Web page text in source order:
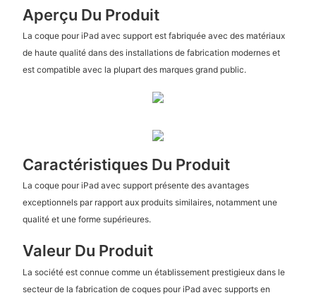
Aperçu Du Produit
La coque pour iPad avec support est fabriquée avec des matériaux
de haute qualité dans des installations de fabrication modernes et
est compatible avec la plupart des marques grand public.
Caractéristiques Du Produit
La coque pour iPad avec support présente des avantages
exceptionnels par rapport aux produits similaires, notamment une
qualité et une forme supérieures.
Valeur Du Produit
La société est connue comme un établissement prestigieux dans le
secteur de la fabrication de coques pour iPad avec supports en